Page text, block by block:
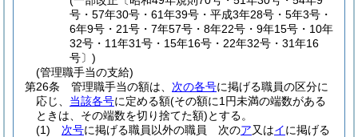
号・57年30号・61年39号・平成3年28号・5年3号・
6年9号・21号・7年57号・8年22号・9年15号・10年
32号・11年31号・15年16号・22年32号・31年16
号〕)
(管理職手当の支給)
第26条
管理職手当の額は、 次の各号に掲げる職員の区分に
応じ、 当該各号に定める額(その額に1円未満の端数がある
ときは、その端数を切り捨てた額)とする。
(1)
次号に掲げる職員以外の職員 次のア又はイに掲げる